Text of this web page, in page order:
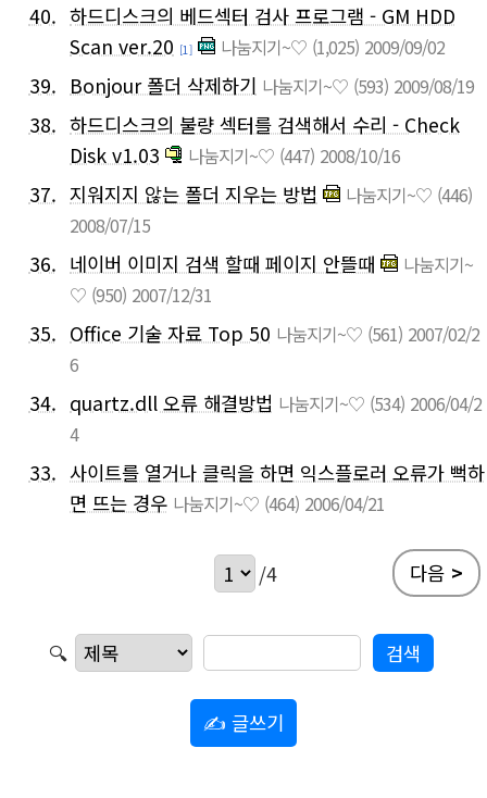
40. 하드디스크의 베드섹터 검사 프로그램 - GM HDD
Scan ver.20 [1] 나눔지기~♡ (1,025) 2009/09/02
39. Bonjour 폴더 삭제하기 나눔지기~♡ (593) 2009/08/19
38. 하드디스크의 불량 섹터를 검색해서 수리 - Check
Disk v1.03
나눔지기~♡ (447) 2008/10/16
37. 지워지지 않는 폴더 지우는 방법 나눔지기~♡ (446)
2008/07/15
36. 네이버 이미지 검색 할때 페이지 안뜰때
나눔지기~
♡ (950) 2007/12/31
35. Office 기술 자료 Top 50 나눔지기~♡ (561) 2007/02/2
6
34. quartz.dll 오류 해결방법 나눔지기~♡ (534) 2006/04/2
4
33. 사이트를 열거나 클릭을 하면 익스플로러 오류가 뻑하
면 뜨는 경우 나눔지기~♡ (464) 2006/04/21
/4 다음 >
🔍
✍ 글쓰기